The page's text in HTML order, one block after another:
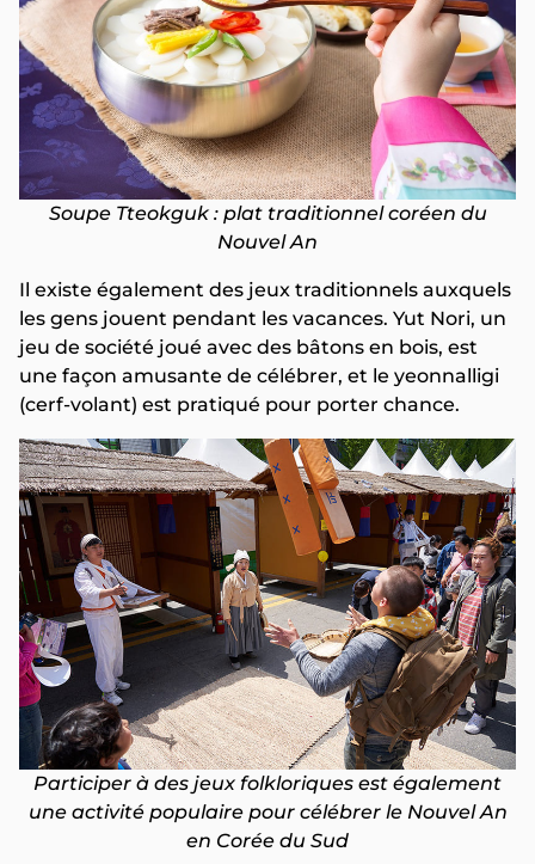
Soupe Tteokguk : plat traditionnel coréen du
Nouvel An
Il existe également des jeux traditionnels auxquels
les gens jouent pendant les vacances. Yut Nori, un
jeu de société joué avec des bâtons en bois, est
une façon amusante de célébrer, et le yeonnalligi
(cerf-volant) est pratiqué pour porter chance.
Participer à des jeux folkloriques est également
une activité populaire pour célébrer le Nouvel An
en Corée du Sud